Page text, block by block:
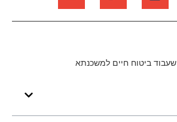
שעבוד ביטוח חיים למשכנתא